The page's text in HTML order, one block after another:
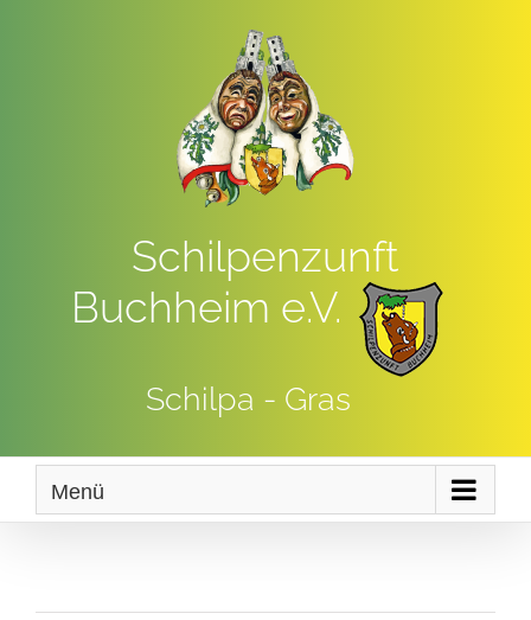
Schilpenzunft
Buchheim e.V.
Schilpa - Gras
Menü